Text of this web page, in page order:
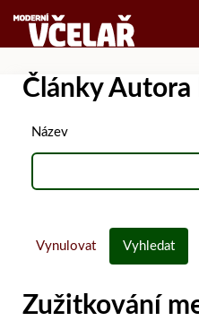
Články
Název
Vynulovat Vyhledat
Zužitkování